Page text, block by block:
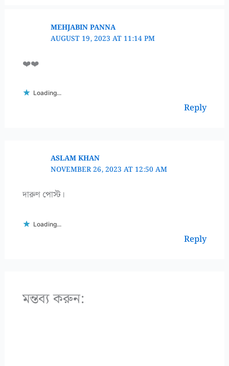
MEHJABIN PANNA
AUGUST 19, 2023 AT 11:14 PM
❤️❤️
Loading...
Reply
ASLAM KHAN
NOVEMBER 26, 2023 AT 12:50 AM
দারুণ পোস্ট।
Loading...
Reply
মন্তব্য করুন: